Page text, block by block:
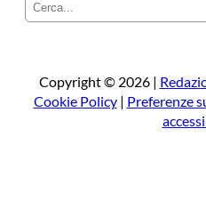
e
a
Copyright © 2026 |
Cookie Policy| Preferenze